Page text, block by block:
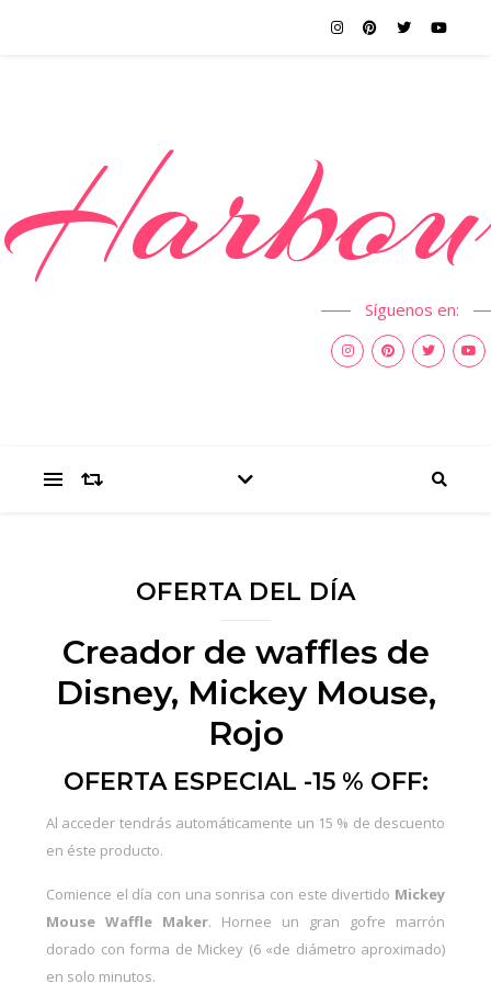
Síguenos en:
OFERTA DEL DÍA
Creador de waffles de
Disney, Mickey Mouse,
Rojo
OFERTA ESPECIAL -15 % OFF:
Al acceder tendrás automáticamente un 15 % de descuento
en éste producto.
Comience el día con una sonrisa con este divertido Mickey
Mouse Waffle Maker. Hornee un gran gofre marrón
dorado con forma de Mickey (6 «de diámetro aproximado)
en solo minutos.